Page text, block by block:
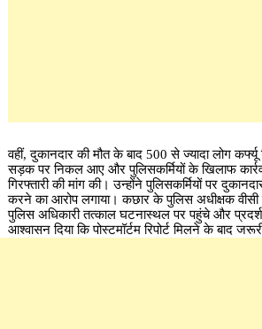
वहीं, दुकानदार की मौत के बाद 500 से ज्यादा लोग
सड़क पर निकल आए और पुलिसकर्मियों के खिलाफ
गिरफ्तारी की मांग की। उन्होंने पुलिसकर्मियों पर
करने का आरोप लगाया। कछार के पुलिस अधीक्षक
पुलिस अधिकारी तत्काल घटनास्थल पर पहुंचे और
आश्वासन दिया कि पोस्टमॉर्टम रिपोर्ट मिलने के बाद